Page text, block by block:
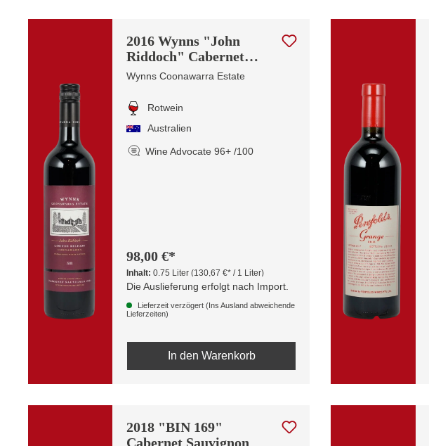
2016 Wynns "John
Riddoch" Cabernet
Sauvignon
Wynns Coonawarra Estate
Rotwein
Australien
Wine Advocate 96+ /100
98,00 €*
Inhalt:0.75 Liter(130,67 €* / 1 Liter)
Die Auslieferung erfolgt nach Import.
Lieferzeit verzögert (Ins Ausland abweichende
Lieferzeiten)
In den Warenkorb
2018 "BIN 169"
Cabernet Sauvignon